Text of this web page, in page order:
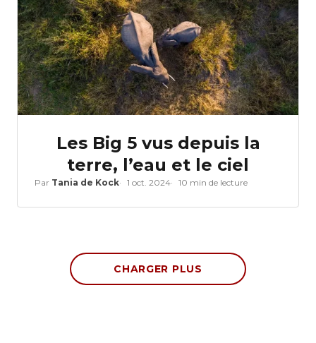
Les Big 5 vus depuis la
terre, l’eau et le ciel
Par Tania de Kock 1 oct. 2024 10 min de lecture
CHARGER PLUS